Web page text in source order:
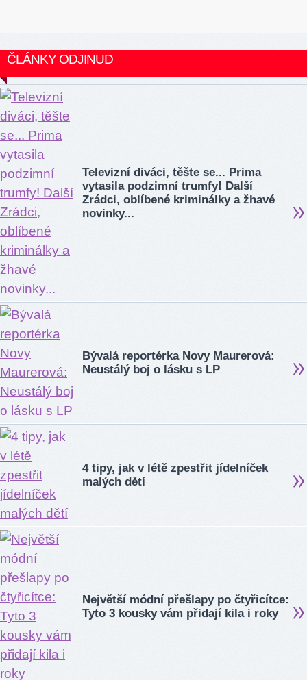
ČLÁNKY ODJINUD
Televizní diváci, těšte se... Prima
vytasila podzimní trumfy! Další
Zrádci, oblíbené kriminálky a žhavé
novinky...
Bývalá reportérka Novy Maurerová:
Neustálý boj o lásku s LP
4 tipy, jak v létě zpestřit jídelníček
malých dětí
Největší módní přešlapy po čtyřicítce:
Tyto 3 kousky vám přidají kila i roky